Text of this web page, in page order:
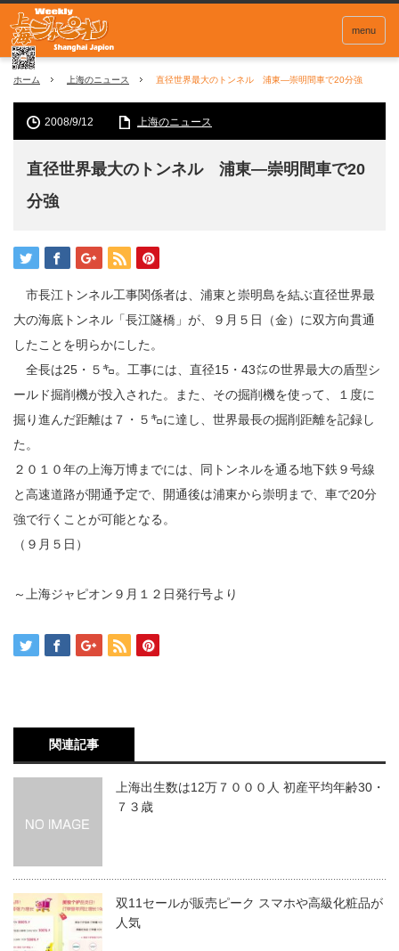
menu
ホーム 上海のニュース 直径世界最大のトンネル 浦東―崇明間車で20分強
2008/9/12 上海のニュース
直径世界最大のトンネル 浦東―崇明間車で20
分強
市長江トンネル工事関係者は、浦東と崇明島を結ぶ直径世界最
大の海底トンネル「長江隧橋」が、９月５日（金）に双方向貫通
したことを明らかにした。
全長は25・５㌔。工事には、直径15・43㍍の世界最大の盾型シ
ールド掘削機が投入された。また、その掘削機を使って、１度に
掘り進んだ距離は７・５㌔に達し、世界最長の掘削距離を記録し
た。
２０１０年の上海万博までには、同トンネルを通る地下鉄９号線
と高速道路が開通予定で、開通後は浦東から崇明まで、車で20分
強で行くことが可能となる。
（９月５日）
～上海ジャピオン９月１２日発行号より
関連記事
上海出生数は12万７０００人 初産平均年齢30・
７３歳
双11セールが販売ピーク スマホや高級化粧品が
人気